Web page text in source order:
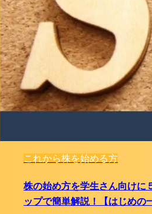
これから株を始める方
株の始め方を学生さん向けに
ップで簡単解説！【はじめの